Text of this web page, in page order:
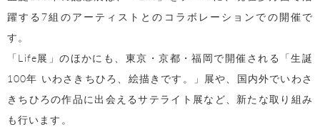
躍する7組のアーティストとのコラボレーションでの開催で
す。
「Life展」のほかにも、東京・京都・福岡で開催される「生誕
100年 いわさきちひろ、絵描きです。」展や、国内外でいわさ
きちひろの作品に出会えるサテライト展など、新たな取り組み
も行います。